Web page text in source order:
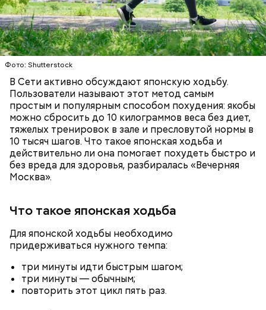
Фото: Shutterstock
В Сети активно обсуждают японскую ходьбу.
Пользователи называют этот метод самым
простым и популярным способом похудения: якобы
можно сбросить до 10 килограммов веса без диет,
тяжелых тренировок в зале и пресловутой нормы в
10 тысяч шагов. Что такое японская ходьба и
действительно ли она помогает похудеть быстро и
без вреда для здоровья, разбиралась «Вечерняя
Москва».
Что такое японская ходьба
Для японской ходьбы необходимо
придерживаться нужного темпа:
три минуты идти быстрым шагом;
три минуты — обычным;
повторить этот цикл пять раз.
Все в противне заливается сливками. По вкусу
можно добавить соль и перец. Сверху блюдо
присыпают свежим базиликом и отправляют в
духовку на 15 минут.